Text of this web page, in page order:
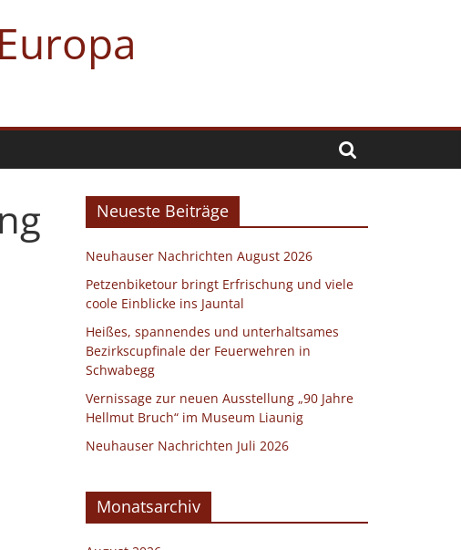
Neueste Beiträge
Neuhauser Nachrichten August 2026
Petzenbiketour bringt Erfrischung und viele
coole Einblicke ins Jauntal
Heißes, spannendes und unterhaltsames
Bezirkscupfinale der Feuerwehren in
Schwabegg
Vernissage zur neuen Ausstellung „90 Jahre
Hellmut Bruch“ im Museum Liaunig
Neuhauser Nachrichten Juli 2026
Monatsarchiv